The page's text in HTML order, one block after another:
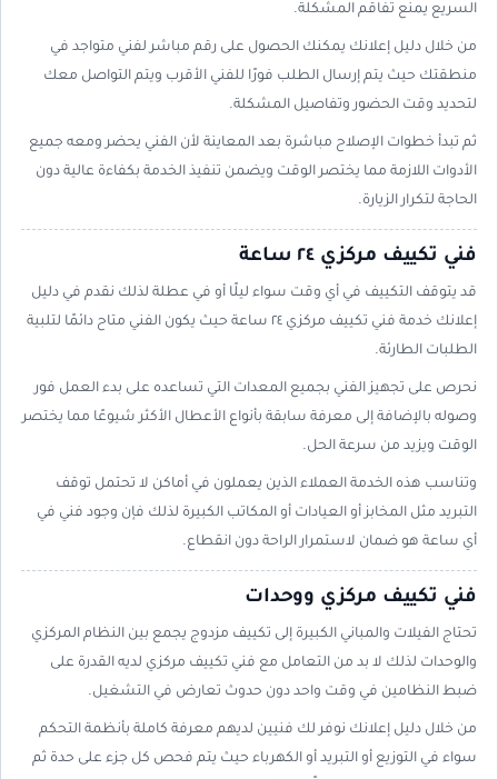
السريع يمنع تفاقم المشكلة.
من خلال دليل إعلانك يمكنك الحصول على رقم مباشر لفني متواجد في
منطقتك حيث يتم إرسال الطلب فورًا للفني الأقرب ويتم التواصل معك
لتحديد وقت الحضور وتفاصيل المشكلة.
ثم تبدأ خطوات الإصلاح مباشرة بعد المعاينة لأن الفني يحضر ومعه جميع
الأدوات اللازمة مما يختصر الوقت ويضمن تنفيذ الخدمة بكفاءة عالية دون
الحاجة لتكرار الزيارة.
فني تكييف مركزي ٢٤ ساعة
قد يتوقف التكييف في أي وقت سواء ليلًا أو في عطلة لذلك نقدم في دليل
إعلانك خدمة فني تكييف مركزي ٢٤ ساعة حيث يكون الفني متاح دائمًا لتلبية
الطلبات الطارئة.
نحرص على تجهيز الفني بجميع المعدات التي تساعده على بدء العمل فور
وصوله بالإضافة إلى معرفة سابقة بأنواع الأعطال الأكثر شيوعًا مما يختصر
الوقت ويزيد من سرعة الحل.
وتناسب هذه الخدمة العملاء الذين يعملون في أماكن لا تحتمل توقف
التبريد مثل المخابز أو العيادات أو المكاتب الكبيرة لذلك فإن وجود فني في
أي ساعة هو ضمان لاستمرار الراحة دون انقطاع.
فني تكييف مركزي ووحدات
تحتاج الفيلات والمباني الكبيرة إلى تكييف مزدوج يجمع بين النظام المركزي
والوحدات لذلك لا بد من التعامل مع فني تكييف مركزي لديه القدرة على
ضبط النظامين في وقت واحد دون حدوث تعارض في التشغيل.
من خلال دليل إعلانك نوفر لك فنيين لديهم معرفة كاملة بأنظمة التحكم
سواء في التوزيع أو التبريد أو الكهرباء حيث يتم فحص كل جزء على حدة ثم